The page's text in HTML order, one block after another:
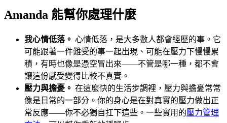
Amanda 能幫你處理什麼
我心情低落。 心情低落，是大多數人都會經歷的事。它
可能跟著一件難受的事一起出現、可能在壓力下慢慢累
積，有時也像是憑空冒出來——不管是哪一種，都不會
讓這份感受變得比較不真實。
壓力與擔憂。 在這麼快的生活步調裡，壓力與擔憂常常
像是日常的一部分。你的身心是在對真實的壓力做出正
常反應——你不必獨自扛下這些。一些實用的壓力管理